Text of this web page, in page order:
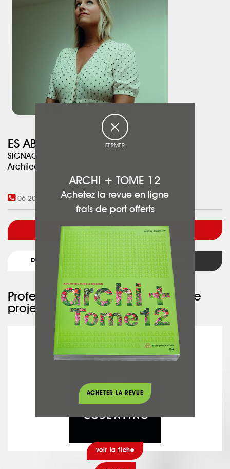
ES ABSCISSE ARCHITECT
SIGNAC Emilie
Architecte DPLG
06 20 73 71 51
Voir l'architecte
Détail du projet Retour
Professionnel ayant participé à ce
projet :
COSENTINO GROUP
voir la fiche
FERMER
ARCHI + TOME 12
Achetez la revue en ligne
frais de port offerts
ACHETER LA REVUE